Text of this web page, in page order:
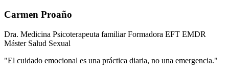
Carmen Proaño
Dra. Medicina Psicoterapeuta familiar Formadora EFT EMDR
Máster Salud Sexual
"El cuidado emocional es una práctica diaria, no una emergencia."